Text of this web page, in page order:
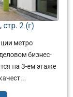
2 (г)
метро
бизнес-
на 3-ем этаже